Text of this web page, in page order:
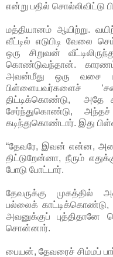
என்று பதில் சொல்லிவிட்டு
மத்தியானம் ஆயிற்று.
வீட்டில் எடுபிடி வேலை
ஒரு சிறுவன்
கொண்டுவந்தான். காரணம்
அவன்மீது ஒரு வசை
பிள்ளையவர்களைச்
திட்டிக்கொண்டு, அதே
சேர்ந்துகொண்டு,
கடிந்துகொண்டார். இது
“தேவரே, இவன் என்ன,
திட்டுறேன்னா, நீரும்
போடு போட்டார்.
தேவருக்கு முகத்தில்
பல்லைக்
அவனுக்குப் புத்திதானே
சொன்னார்.
பையன், தேவரைச் சிம்மப்